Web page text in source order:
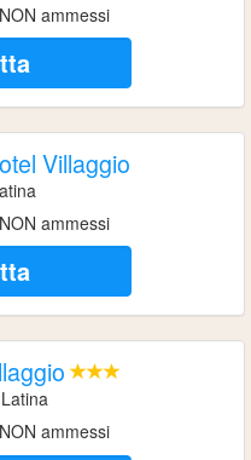
NON ammessi
Villaggio
NON ammessi
NON ammessi